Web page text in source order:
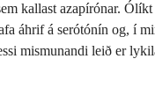
kallast azapírónar.
áhrif á serótónín og, í
mismunandi leið er